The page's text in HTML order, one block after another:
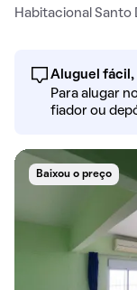
Habitacional Santo
Aluguel fácil,
Para alugar
fiador ou
Baixou o preço